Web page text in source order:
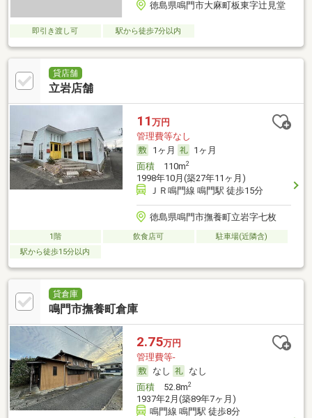
徳島県鳴門市大麻町板東字辻見堂
即引き渡し可 駅から徒歩7分以内
貸店舗
立岩店舗
11 万円
管理費等なし
1ヶ月
1ヶ月
面積110m2
1998年10月(築27年11ヶ月)
ＪＲ鳴門線 鳴門駅 徒歩15分
徳島県鳴門市撫養町立岩字七枚
1階 飲食店可
駐車場(近隣含)
駅から徒歩15分以内
貸倉庫
鳴門市撫養町倉庫
2.75万円
管理費等-
なし
なし
面積52.8m2
1937年2月(築89年7ヶ月)
鳴門線 鳴門駅 徒歩8分